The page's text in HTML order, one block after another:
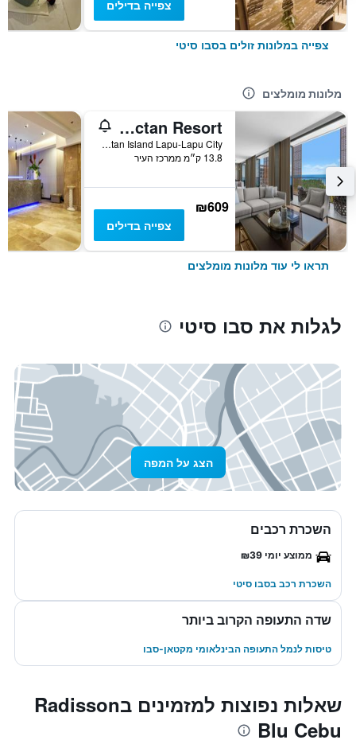
צפייה בדילים
צפייה במלונות זולים בסבו סיטי
מלונות מומלצים
Sheraton Cebu Mactan Resort
Punta Engaño Road, Mactan Island Lapu-Lapu City, סבו סיטי, פיליפינים
13.8 ק״מ ממרכז העיר
₪609
צפייה בדילים
תראו לי עוד מלונות מומלצים
לגלות את סבו סיטי
הצג על המפה
השכרת רכבים
ממוצע יומי ₪39
השכרת רכב בסבו סיטי
שדה התעופה הקרוב ביותר
טיסות לנמל התעופה הבינלאומי מקטאן-סבו
שאלות נפוצות למזמינים בRadisson
Blu Cebu